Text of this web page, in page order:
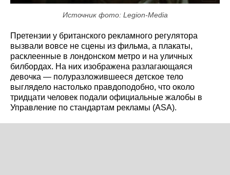
Источник фото: Legion-Media
Претензии у британского рекламного регулятора
вызвали вовсе не сцены из фильма, а плакаты,
расклеенные в лондонском метро и на уличных
билбордах. На них изображена разлагающаяся
девочка — полуразложившееся детское тело
выглядело настолько правдоподобно, что около
тридцати человек подали официальные жалобы в
Управление по стандартам рекламы (ASA).